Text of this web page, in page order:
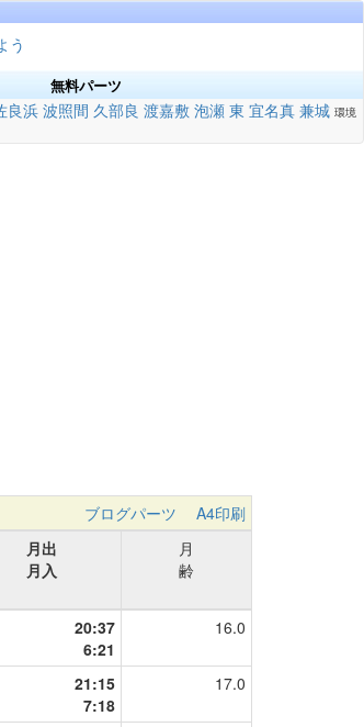
う
無料パーツ
良浜 波照間 久部良 渡嘉敷 泡瀬 東 宜名真 兼城 環境
ブログパーツ
A4印刷
月出
月入
月
齢
20:37
6:21
16.0
21:15
7:18
17.0